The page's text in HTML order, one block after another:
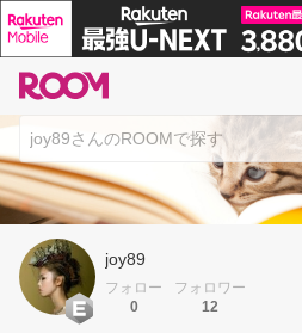
joy89
フォロー
0
フォロワー
12